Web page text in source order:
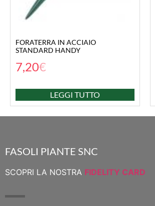
FORATERRA IN ACCIAIO
STANDARD HANDY
7,20€
LEGGI TUTTO
FASOLI PIANTE SNC
SCOPRI LA NOSTRA FIDELITY CARD